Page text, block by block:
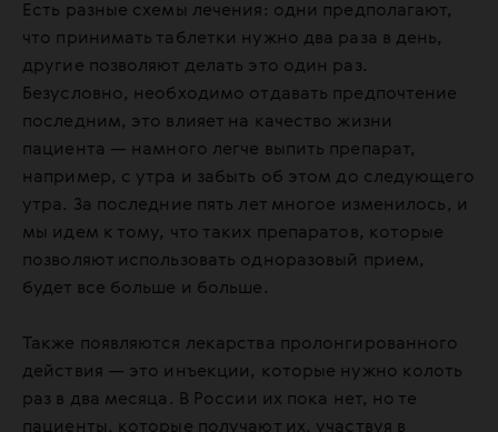
Есть разные схемы лечения: одни предполагают,
что принимать таблетки нужно два раза в день,
другие позволяют делать это один раз.
Безусловно, необходимо отдавать предпочтение
последним, это влияет на качество жизни
пациента — намного легче выпить препарат,
например, с утра и забыть об этом до следующего
утра. За последние пять лет многое изменилось, и
мы идем к тому, что таких препаратов, которые
позволяют использовать одноразовый прием,
будет все больше и больше.
Также появляются лекарства пролонгированного
действия — это инъекции, которые нужно колоть
раз в два месяца. В России их пока нет, но те
пациенты, которые получают их, участвуя в